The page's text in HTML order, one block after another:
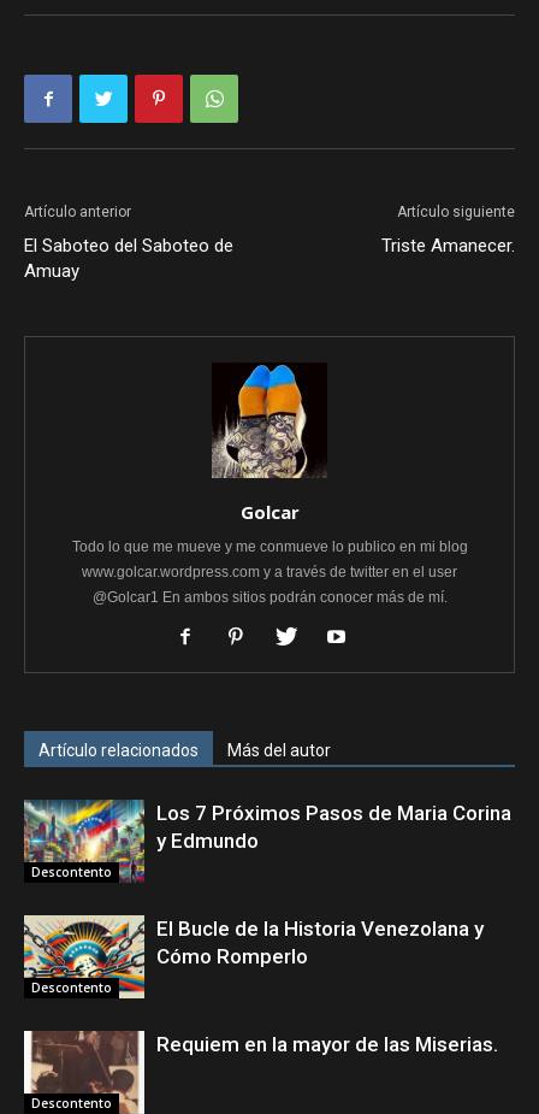
Artículo anterior
El Saboteo del Saboteo de
Amuay
Artículo siguiente
Triste Amanecer.
Golcar
Todo lo que me mueve y me conmueve lo publico en mi blog
www.golcar.wordpress.com y a través de twitter en el user
@Golcar1 En ambos sitios podrán conocer más de mí.
Artículo relacionados Más del autor
Descontento
Los 7 Próximos Pasos de Maria Corina
y Edmundo
Descontento
El Bucle de la Historia Venezolana y
Cómo Romperlo
Descontento
Requiem en la mayor de las Miserias.